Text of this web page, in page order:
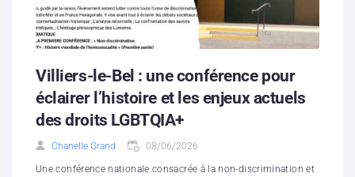
Villiers-le-Bel : une conférence pour
éclairer l’histoire et les enjeux actuels
des droits LGBTQIA+
Chanelle Grand 08/06/2026
Une conférence nationale consacrée à la non-discrimination et